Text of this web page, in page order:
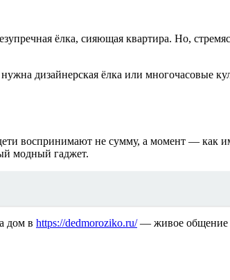
ёлка, сияющая квартира. Но,
нужна дизайнерская ёлка или
воспринимают не сумму, а момент — как
модный гаджет.
дом в https://dedmoroziko.ru/— живое общение с